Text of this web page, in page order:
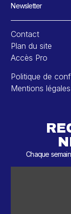
Newsletter
Contact
Plan du site
Accès Pro
Politique de
Mentions légales
Chaque